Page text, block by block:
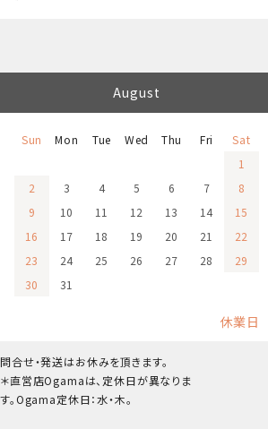
August
Sun Mon Tue Wed Thu Fri
Sat
1
2
3 4 5 6 7
8
9
10 11 12 13 14
15
16
17 18 19 20 21
22
23
24 25 26 27 28
29
30
31
休業日
問合せ・発送はお休みを頂きます。
＊直営店Ogamaは、定休日が異なりま
す。Ogama定休日：水・木。